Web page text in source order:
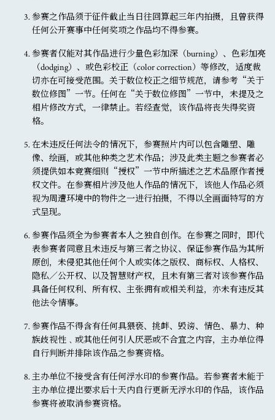
参赛之作品须于征件截止当日往回算起三年内拍摄，且曾获得
任何公开赛事中任何奖项之作品均不得参赛。
参赛者仅能对其作品进行少量色彩加深（burning）、色彩加亮
（dodging）、或色彩校正（color correction）等修改，适度裁
切亦在可接受范围。关于数位校正之细节规范，请参考“关于
数位修图”一节。任何在“关于数位修图”一节中，未提及之
相片修改方式，一律禁止。若经查觉，该作品将丧失得奖资
格。
在未违反任何法令的情况下，参赛照片内可以包含雕塑、雕
像、绘画，或其他种类之艺术作品；涉及此类主题之参赛者必
须提供如本竞赛细则“授权”一节中所描述之艺术品原作者授
权文件。在参赛相片涉及他人作品的情况下，该他人作品必须
视为周遭环境中的物件之一进行拍摄，不得以全画面特写的方
式呈现。
参赛作品须全为参赛者本人之独自创作。在参赛之同时，即代
表参赛者同意且未违反与第三者之协议、保证参赛作品为其所
原创，未侵犯其他任何个人或实体之版权、商标权、人格权、
隐私／公开权、以及智慧财产权，且未有第三者对该参赛作品
具备任何权利、所有权、主张拥有或相关利益，亦未有违反其
他法令情事。
参赛作品不得含有任何具猥亵、挑衅、毁谤、情色、暴力、种
族歧视性﹑或其他任何引人厌恶或不合宜之内容，主办单位得
自行判断并排除该作品之参赛资格。
主办单位不接受含有任何浮水印的参赛作品。若参赛者未能于
主办单位提出要求后十天内自行更新无浮水印的作品，该作品
参赛将被取消参赛资格。